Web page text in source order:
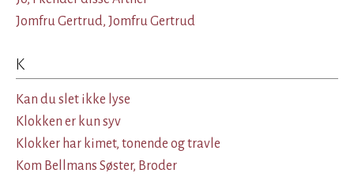
Jomfru Gertrud, Jomfru Gertrud
K
Kan du slet ikke lyse
Klokken er kun syv
Klokker har kimet, tonende og travle
Kom Bellmans Søster, Broder